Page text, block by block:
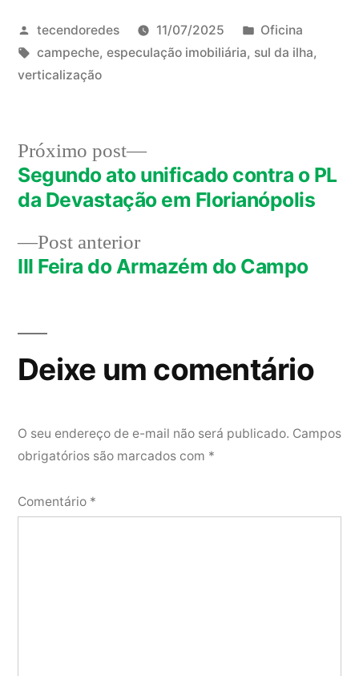
Publicado
por
tecendoredes 11/07/2025
Publicado
em
Oficina
Tags:
campeche, especulação imobiliária, sul da ilha,
verticalização
Navegação
Post
Post anteriorPost
anterior:
III Feira do Armazém do Campo
Próximo post
Próximo
post:
Segundo ato unificado contra o PL
da Devastação em Florianópolis
Deixe um comentário
O seu endereço de e-mail não será publicado. Campos
obrigatórios são marcados com *
Comentário *